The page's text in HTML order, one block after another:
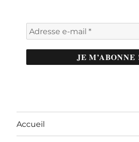
Accueil